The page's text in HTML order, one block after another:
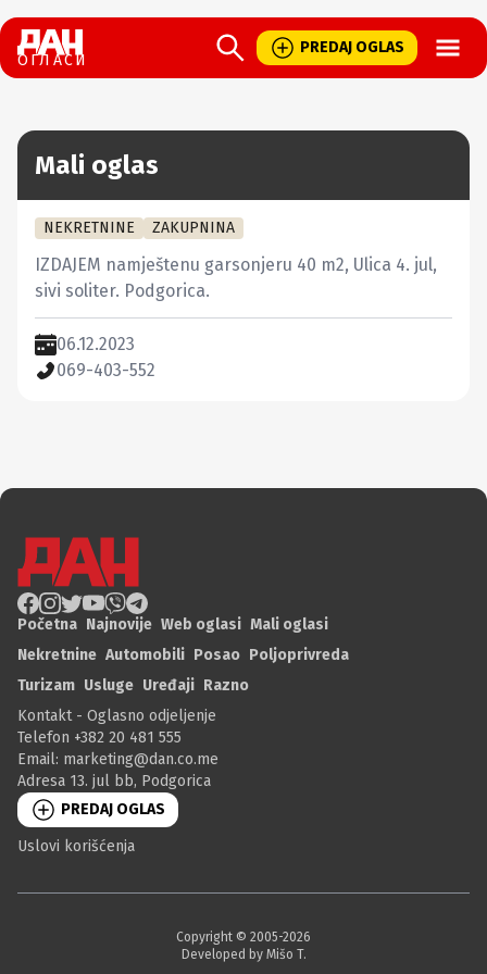
ОГЛАСИ
PREDAJ OGLAS
Mali oglas
NEKRETNINE ZAKUPNINA
IZDAJEM namještenu garsonjeru 40 m2, Ulica 4. jul,
sivi soliter. Podgorica.
06.12.2023
069-403-552
Početna Najnovije Web oglasi Mali oglasi
Nekretnine Automobili Posao Poljoprivreda
Turizam Usluge Uređaji Razno
Kontakt - Oglasno odjeljenje
Telefon +382 20 481 555
Email: marketing@dan.co.me
Adresa 13. jul bb, Podgorica
PREDAJ OGLAS
Uslovi korišćenja
Copyright © 2005-2026
Developed by Mišo T.